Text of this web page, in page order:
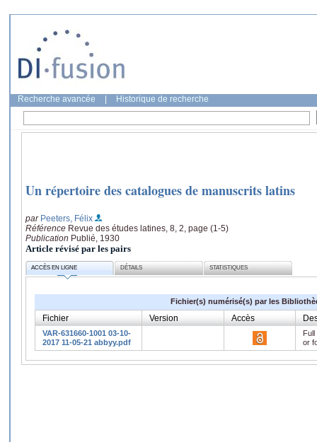
Recherche avancée Historique de recherche
Un répertoire des catalogues de manuscrits latins
par Peeters, Félix
Référence Revue des études latines, 8, 2, page (1-5)
Publication Publié, 1930
Article révisé par les pairs
ACCÈS EN LIGNE DÉTAILS STATISTIQUES
Fichier(s) numérisé(s) par les
Fichier Version Accès
VAR-631660-1001 03-10-
2017 11-05-21 abbyy.pdf
or